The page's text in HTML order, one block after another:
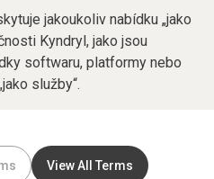
jakoukoliv nabídku „jako
Kyndryl, jako jsou
softwaru, platformy nebo
služby“.
View All Terms